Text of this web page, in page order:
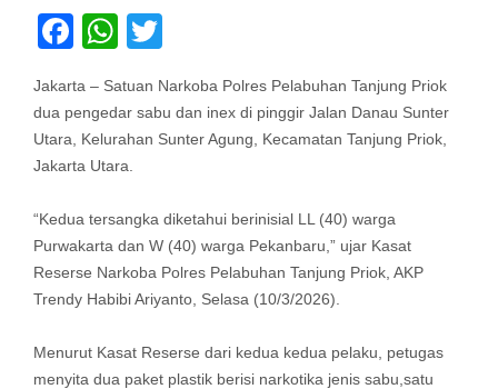
Facebook
WhatsApp
Twitter
Jakarta – Satuan Narkoba Polres Pelabuhan Tanjung Priok
dua pengedar sabu dan inex di pinggir Jalan Danau Sunter
Utara, Kelurahan Sunter Agung, Kecamatan Tanjung Priok,
Jakarta Utara.
“Kedua tersangka diketahui berinisial LL (40) warga
Purwakarta dan W (40) warga Pekanbaru,” ujar Kasat
Reserse Narkoba Polres Pelabuhan Tanjung Priok, AKP
Trendy Habibi Ariyanto, Selasa (10/3/2026).
Menurut Kasat Reserse dari kedua kedua pelaku, petugas
menyita dua paket plastik berisi narkotika jenis sabu,satu